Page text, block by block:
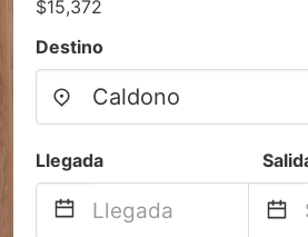
$15,372
Destino
Llegada